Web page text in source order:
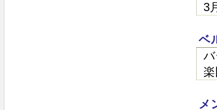
3
ベ
メ